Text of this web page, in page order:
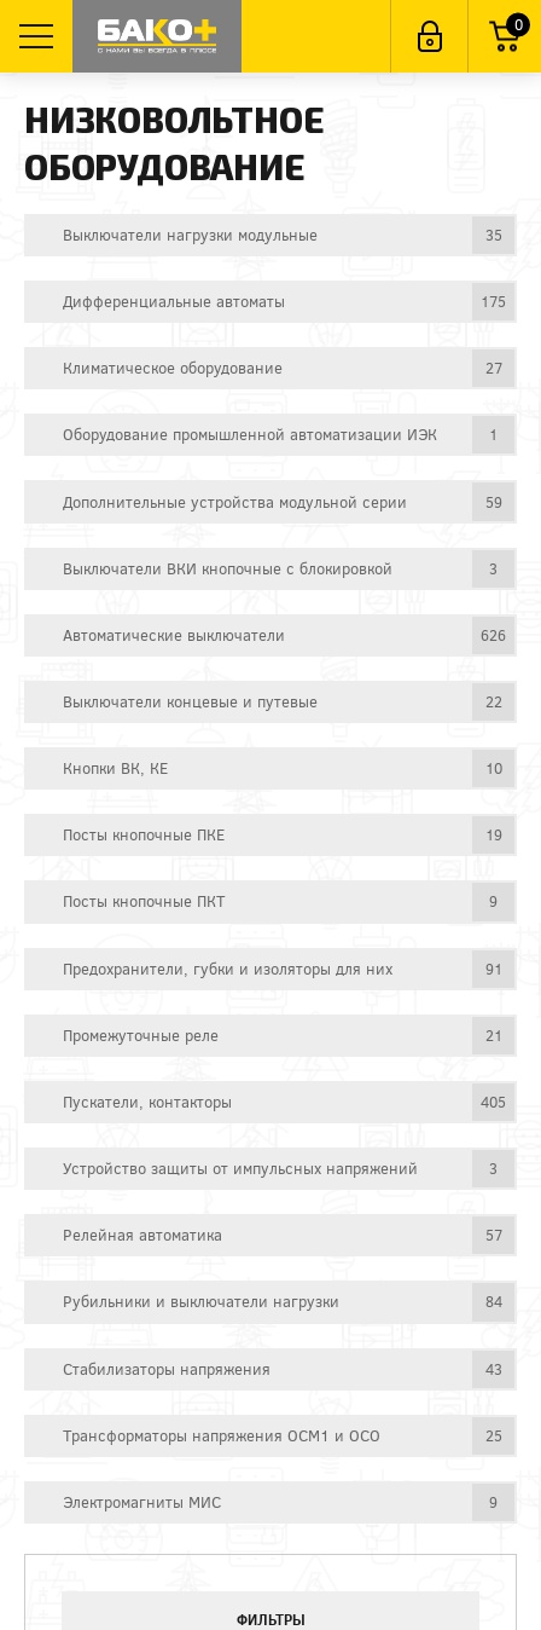
0
НИЗКОВОЛЬТНОЕ
ОБОРУДОВАНИЕ
Выключатели нагрузки модульные 35
Дифференциальные автоматы 175
Климатическое оборудование 27
Оборудование промышленной автоматизации ИЭК 1
Дополнительные устройства модульной серии 59
Выключатели ВКИ кнопочные с блокировкой 3
Автоматические выключатели 626
Выключатели концевые и путевые 22
Кнопки ВК, КЕ 10
Посты кнопочные ПКЕ 19
Посты кнопочные ПКТ 9
Предохранители, губки и изоляторы для них 91
Промежуточные реле 21
Пускатели, контакторы 405
Устройство защиты от импульсных напряжений 3
Релейная автоматика 57
Рубильники и выключатели нагрузки 84
Стабилизаторы напряжения 43
Трансформаторы напряжения ОСМ1 и ОСО 25
Электромагниты МИС 9
ФИЛЬТРЫ